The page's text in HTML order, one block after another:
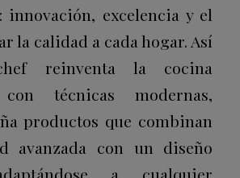
innovación, excelencia y el
la calidad a cada hogar. Así
reinventa la cocina
técnicas modernas,
productos que combinan
avanzada con un diseño